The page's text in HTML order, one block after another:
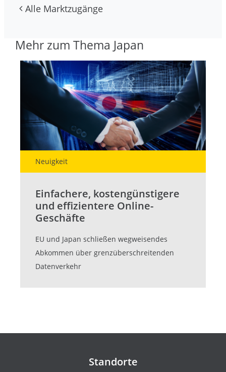
Alle Marktzugänge
Mehr zum Thema Japan
Neuigkeit
Einfachere, kostengünstigere
und effizientere Online-
Geschäfte
EU und Japan schließen wegweisendes
Abkommen über grenzüberschreitenden
Datenverkehr
Standorte